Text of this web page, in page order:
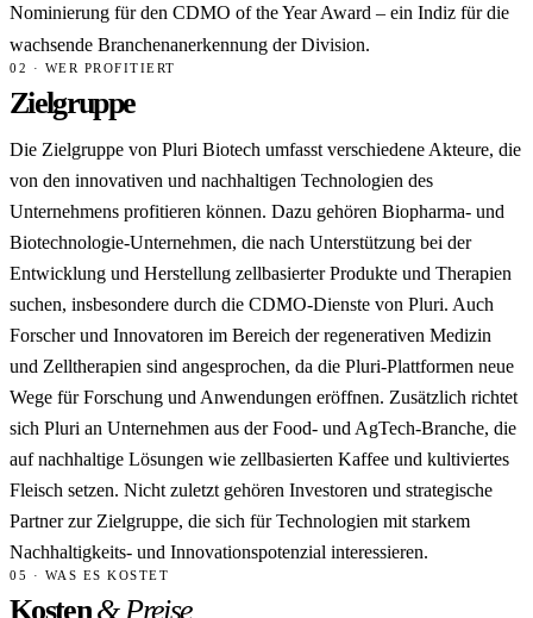
Nominierung für den CDMO of the Year Award – ein Indiz für die
wachsende Branchenanerkennung der Division.
02 · WER PROFITIERT
Zielgruppe
Die Zielgruppe von Pluri Biotech umfasst verschiedene Akteure, die
von den innovativen und nachhaltigen Technologien des
Unternehmens profitieren können. Dazu gehören Biopharma- und
Biotechnologie-Unternehmen, die nach Unterstützung bei der
Entwicklung und Herstellung zellbasierter Produkte und Therapien
suchen, insbesondere durch die CDMO-Dienste von Pluri. Auch
Forscher und Innovatoren im Bereich der regenerativen Medizin
und Zelltherapien sind angesprochen, da die Pluri-Plattformen neue
Wege für Forschung und Anwendungen eröffnen. Zusätzlich richtet
sich Pluri an Unternehmen aus der Food- und AgTech-Branche, die
auf nachhaltige Lösungen wie zellbasierten Kaffee und kultiviertes
Fleisch setzen. Nicht zuletzt gehören Investoren und strategische
Partner zur Zielgruppe, die sich für Technologien mit starkem
Nachhaltigkeits- und Innovationspotenzial interessieren.
05 · WAS ES KOSTET
Kosten& Preise